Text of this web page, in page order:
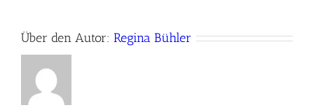
Über den Autor: Regina Bühler